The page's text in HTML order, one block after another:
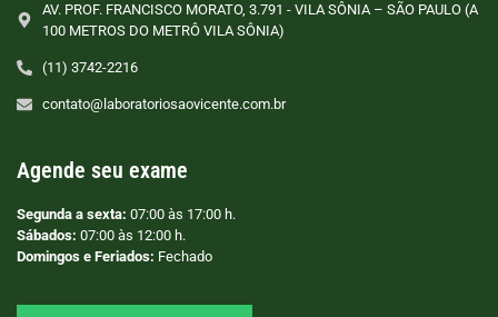
AV. PROF. FRANCISCO MORATO, 3.791 - VILA SÔNIA – SÃO PAULO (A
100 METROS DO METRÔ VILA SÔNIA)
(11) 3742-2216
contato@laboratoriosaovicente.com.br
Agende seu exame
Segunda a sexta: 07:00 às 17:00 h.
Sábados: 07:00 às 12:00 h.
Domingos e Feriados: Fechado